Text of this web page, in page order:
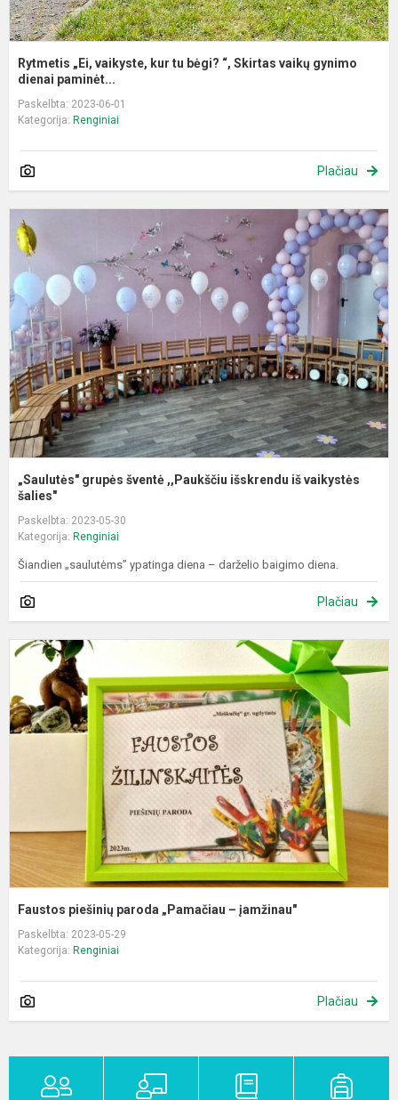
Rytmetis „Ei, vaikyste, kur tu bėgi? “, Skirtas vaikų gynimo
dienai paminėt...
Paskelbta: 2023-06-01
Kategorija: Renginiai
Plačiau
„Saulutės" grupės šventė ,,Paukščiu išskrendu iš vaikystės
šalies"
Paskelbta: 2023-05-30
Kategorija: Renginiai
Šiandien „saulutėms” ypatinga diena – darželio baigimo diena.
Plačiau
Faustos piešinių paroda „Pamačiau – įamžinau"
Paskelbta: 2023-05-29
Kategorija: Renginiai
Plačiau